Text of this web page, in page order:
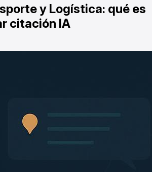
y Logística: qué es
citación IA